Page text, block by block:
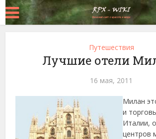
Путешествия
Лучшие отели
16 мая, 2011
Милан
и
Италии,
центров